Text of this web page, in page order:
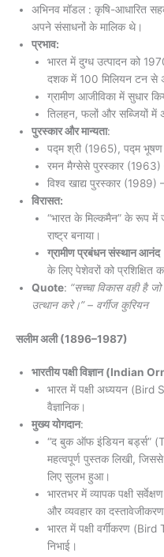
अभिनव मॉडल : कृषि-आधारित
अपने संसाधनों के मालिक थे।
प्रभाव:
भारत में दुग्ध उत्पादन को
दशक में 100 मिलियन टन से
ग्रामीण आजीविका में सुधार
तिलहन, फलों और सब्जियों में
पुरस्कार और मान्यता:
पद्म श्री (1965), पद्म
रमन मैग्सेसे पुरस्कार (1963)
विश्व खाद्य पुरस्कार (1989)
विरासत:
“भारत के मिल्कमैन” के रूप में
राष्ट्र बनाया।
ग्रामीण प्रबंधन संस्थान आनंद
के लिए पेशेवरों को प्रशिक्षित
Quote: “सच्चा विकास वही है
उत्थान करे।” – वर्गीज कुरियन
सलीम अली(1896–1987)
भारतीय पक्षी विज्ञान
भारत में पक्षी अध्ययन (Bird
वैज्ञानिक।
मुख्य योगदान:
“द बुक ऑफ इंडियन बर्ड्स”
महत्वपूर्ण पुस्तक लिखी,
लिए सुलभ हुआ।
भारतभर में व्यापक पक्षी
और व्यवहार का
भारत में पक्षी वर्गीकरण
निभाई।